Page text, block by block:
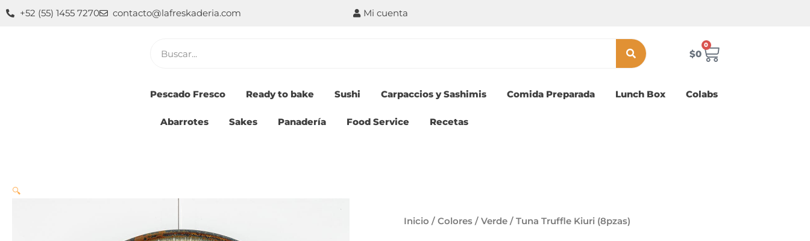
+52 (55) 1455 7270 contacto@lafreskaderia.com Mi cuenta
$0
0
Carrito
Pescado Fresco Ready to bake Sushi Carpaccios y Sashimis Comida Preparada Lunch Box Colabs
Abarrotes Sakes Panadería Food Service Recetas
🔍
Inicio / Colores / Verde / Tuna Truffle Kiuri (8pzas)